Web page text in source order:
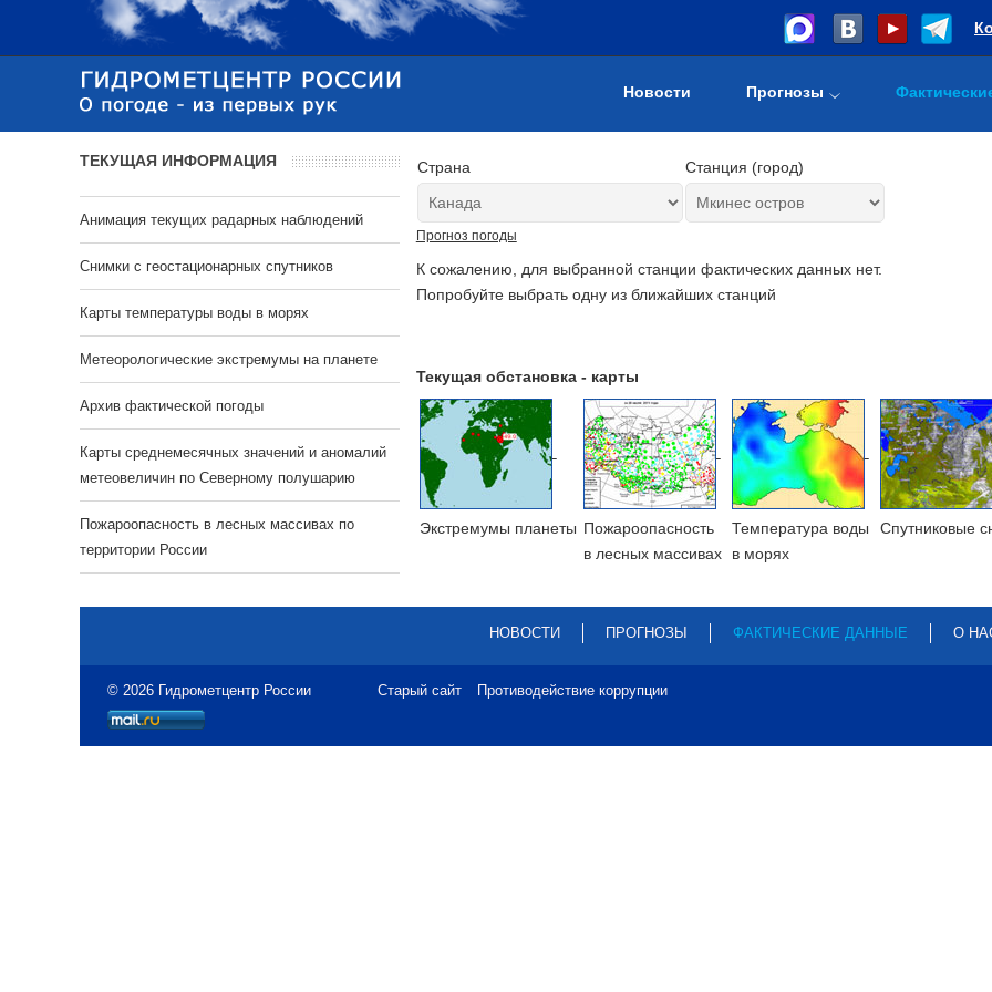
Новости Прогнозы
Страна Станция (город)
Прогноз погоды
К сожалению, для выбранной станции фактических данных нет.
Попробуйте выбрать одну из ближайших станций
Текущая обстановка - карты
Экстремумы планеты Пожароопасность
в лесных массивах
Температура воды
в морях
Cпутниковые
ТЕКУЩАЯ ИНФОРМАЦИЯ
Анимация текущих радарных наблюдений
Cнимки с геостационарных спутников
Карты температуры воды в морях
Метеорологические экстремумы на планете
Архив фактической погоды
Карты среднемесячных значений и аномалий
метеовеличин по Северному полушарию
Пожароопасность в лесных массивах по
территории России
НОВОСТИ ПРОГНОЗЫ ФАКТИЧЕСКИЕ ДАННЫЕ О
© 2026 Гидрометцентр России Старый сайт Противодействие коррупции